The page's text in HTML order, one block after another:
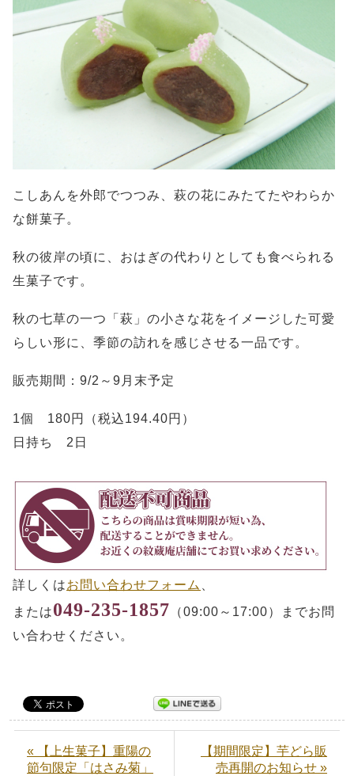
こしあんを外郎でつつみ、萩の花にみたてたやわらか
な餅菓子。
秋の彼岸の頃に、おはぎの代わりとしても食べられる
生菓子です。
秋の七草の一つ「萩」の小さな花をイメージした可愛
らしい形に、季節の訪れを感じさせる一品です。
販売期間：9/2～9月末予定
1個 180円（税込194.40円）
日持ち 2日
詳しくはお問い合わせフォーム
または049-235-1857 （09:00～17:00）までお問
い合わせください。
« 【上生菓子】重陽の
節句限定「はさみ菊」
【期間限定】芋どら販
売再開のお知らせ »